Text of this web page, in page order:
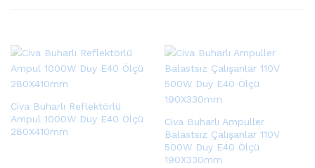
Civa Buharlı Reflektörlü
Ampul 1000W Duy E40 Ölçü
280X410mm
Civa Buharlı Ampuller
Balastsız Çalışanlar 110V
500W Duy E40 Ölçü
190X330mm